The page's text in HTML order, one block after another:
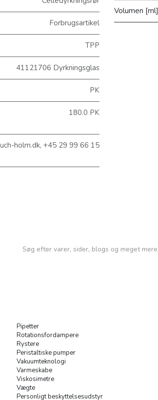
Forbrugsartikel
TPP
41121706 Dyrkningsglas
PK
180.0 PK
holm.dk, +45 29 99 66 15
Volumen [ml]
Pipetter
Rotationsfordampere
Rystere
Peristaltiske pumper
Vakuumteknologi
Varmeskabe
Viskosimetre
Vægte
Personligt beskyttelsesudstyr